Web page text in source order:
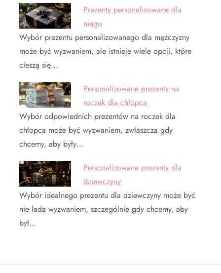
Prezenty personalizowane dla
niego
Wybór prezentu personalizowanego dla mężczyzny
może być wyzwaniem, ale istnieje wiele opcji, które
cieszą się…
Personalizowane prezenty na
roczek dla chłopca
Wybór odpowiednich prezentów na roczek dla
chłopca może być wyzwaniem, zwłaszcza gdy
chcemy, aby były…
Personalizowane prezenty dla
dziewczyny
Wybór idealnego prezentu dla dziewczyny może być
nie lada wyzwaniem, szczególnie gdy chcemy, aby
był…